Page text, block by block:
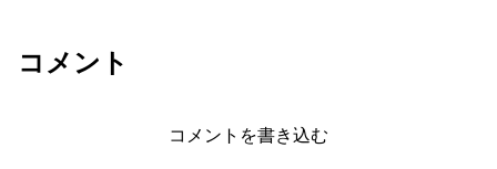
コメント
コメントを書き込む